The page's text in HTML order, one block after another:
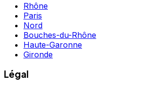
Rhône
Paris
Nord
Bouches-du-Rhône
Haute-Garonne
Gironde
Légal